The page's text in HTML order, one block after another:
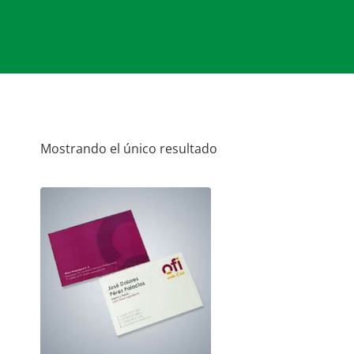
Mostrando el único resultado